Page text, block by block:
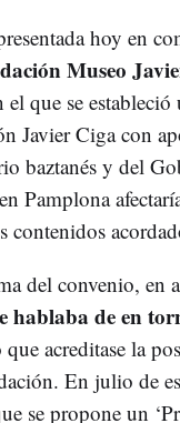
hoy en
Museo
que se
Javier Ciga con
baztanés y del
Pamplona
contenidos
del convenio,
hablaba de en
acreditase la
En julio de
se propone un